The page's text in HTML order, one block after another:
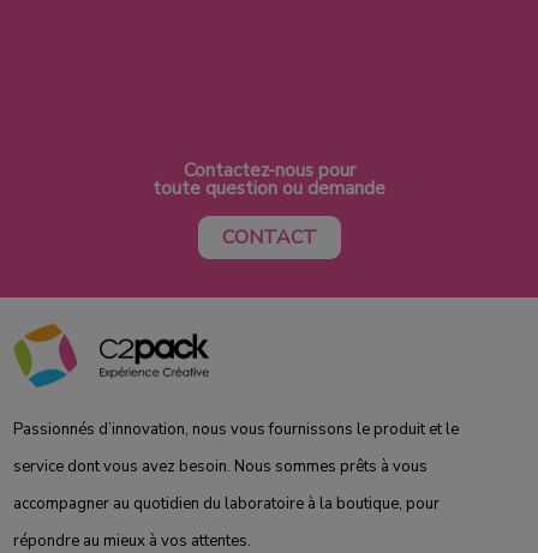
Contactez-nous pour
toute question ou demande
CONTACT
Passionnés d’innovation, nous vous fournissons le produit et le
service dont vous avez besoin. Nous sommes prêts à vous
accompagner au quotidien du laboratoire à la boutique, pour
répondre au mieux à vos attentes.